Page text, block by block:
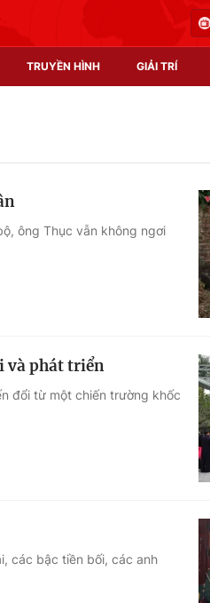
TRUYỀN HÌNH GIẢI TRÍ
Giải sao mai
Học trực tuyến
ông Thục vẫn không ngơi
và phát triển
đổi từ một chiến trường khốc
các bậc tiền bối, các anh